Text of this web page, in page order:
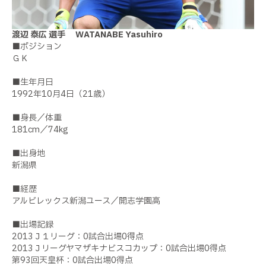
渡辺 泰広 選手 WATANABE Yasuhiro
■ポジション
ＧＫ
■生年月日
1992年10月4日（21歳）
■身長／体重
181cm／74kg
■出身地
新潟県
■経歴
アルビレックス新潟ユース／開志学園高
■出場記録
2013Ｊ１リーグ：0試合出場0得点
2013Ｊリーグヤマザキナビスコカップ：0試合出場0得点
第93回天皇杯：0試合出場0得点